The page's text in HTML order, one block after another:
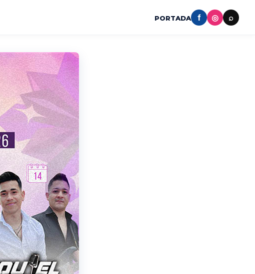
PORTADA f ◎ ⌕